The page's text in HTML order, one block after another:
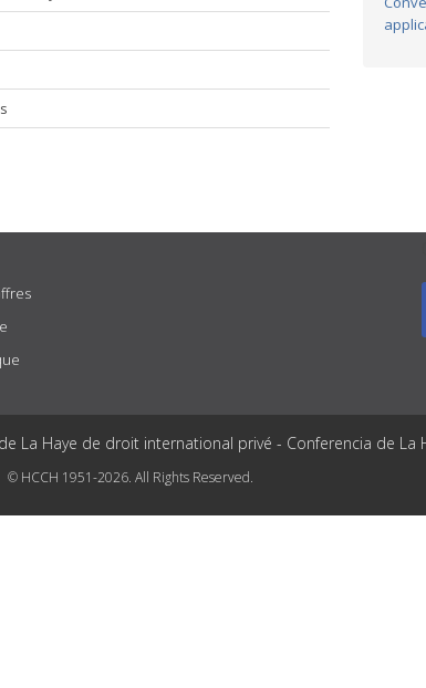
La Haye de droit international privé - Conferencia de La
© HCCH 1951-2026. All Rights Reserved.